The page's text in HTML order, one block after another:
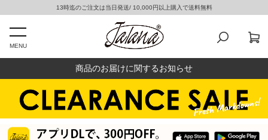
13時迄のご注文は当日発送/ 10,000円以上購入で送料無料
MENU
商品のお届けに関するお知らせ